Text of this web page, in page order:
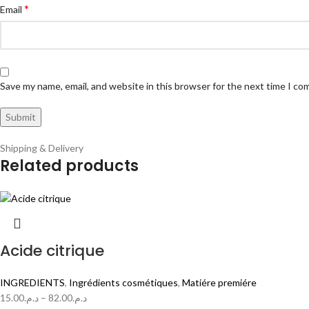
Email *
Save my name, email, and website in this browser for the next time I
Shipping & Delivery
Related products
Acide citrique
INGREDIENTS, Ingrédients cosmétiques, Matiére premiére
د.م.15.00 – د.م.82.00